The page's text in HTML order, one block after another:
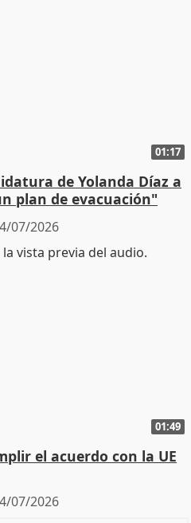
01:17
de Yolanda Díaz a
plan de evacuación"
07/2026
01:49
el acuerdo con la UE
07/2026